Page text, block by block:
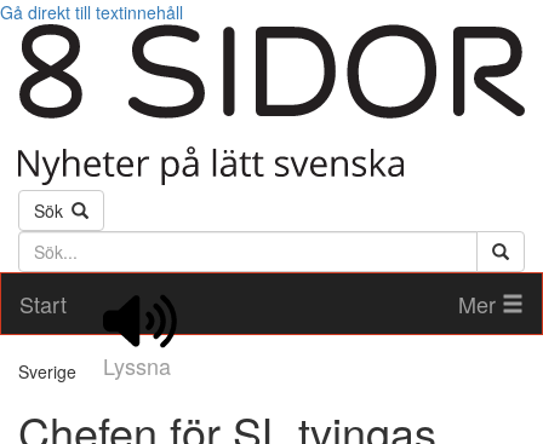
Gå direkt till textinnehåll
Sök
Söktext
Start
Lyssna
Mer
Sverige
Chefen för SL tvingas